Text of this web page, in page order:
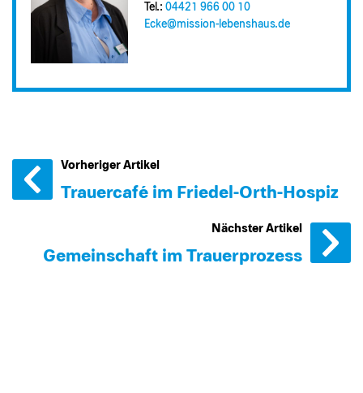
Tel.: 04421 966 00 10
Ecke@​mission-lebenshaus.de
Vorheriger Artikel
Trauercafé im Friedel-Orth-Hospiz
Nächster Artikel
Gemeinschaft im Trauerprozess